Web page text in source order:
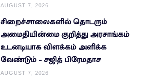
AUGUST 7, 2026
சிறைச்சாலைகளில் தொடரும்
அமைதியின்மை குறித்து அரசாங்கம்
உடனடியாக விளக்கம் அளிக்க
வேண்டும் – சஜித் பிரேமதாச
AUGUST 7, 2026